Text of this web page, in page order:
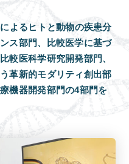
よるヒトと動物の疾患分
ス部門、比較医学に基づ
較医科学研究開発部門、
革新的モダリティ創出部
機器開発部門の4部門を